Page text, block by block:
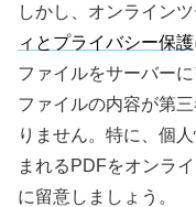
しかし、オンライン
ィとプライバシー保護
ファイルをサーバー
ファイルの内容が第
りません。特に、個
まれるPDFをオンラ
に留意しましょう。